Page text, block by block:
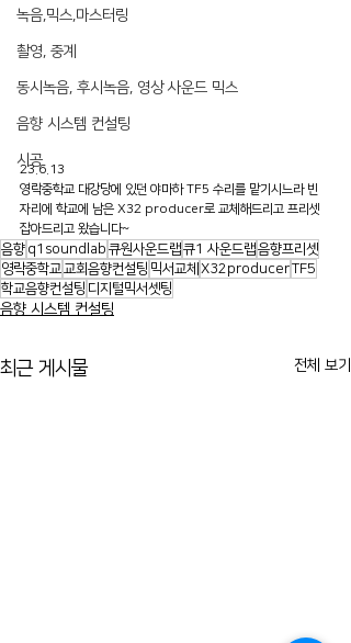
녹음,믹스,마스터링
촬영, 중계
동시녹음, 후시녹음, 영상 사운드 믹스
음향 시스템 컨설팅
시공
23.6.13
영락중학교 대강당에 있던 야마하 TF5 수리를 맡기시느라 빈
자리에 학교에 남은 X32 producer로 교체해드리고 프리셋
잡아드리고 왔습니다~
음향 q1soundlab 큐원사운드랩큐1 사운드랩음향프리셋
영락중학교 교회음향컨설팅 믹서교체 X32producerTF5
학교음향컨설팅 디지털믹서셋팅
음향 시스템 컨설팅
최근 게시물 전체 보기